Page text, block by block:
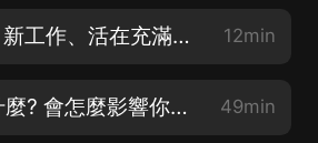
近況閒聊 #30: 新工作、活在充滿刺激的世界 12min
Instagram是什麼? 會怎麼影響你? | S&R ep8 49min